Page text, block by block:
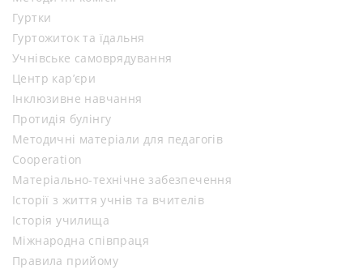
Гуртки
Гуртожиток та їдальня
Учнівське самоврядування
Центр кар’єри
Інклюзивне навчання
Протидія булінгу
Методичні матеріали для педагогів
Cooperation
Матеріально-технічне забезпечення
Історії з життя учнів та вчителів
Історія училища
Міжнародна співпраця
Правила прийому